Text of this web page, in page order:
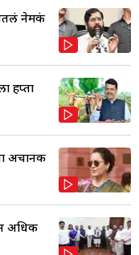
नेमकं
हप्ता
अचानक
अधिक